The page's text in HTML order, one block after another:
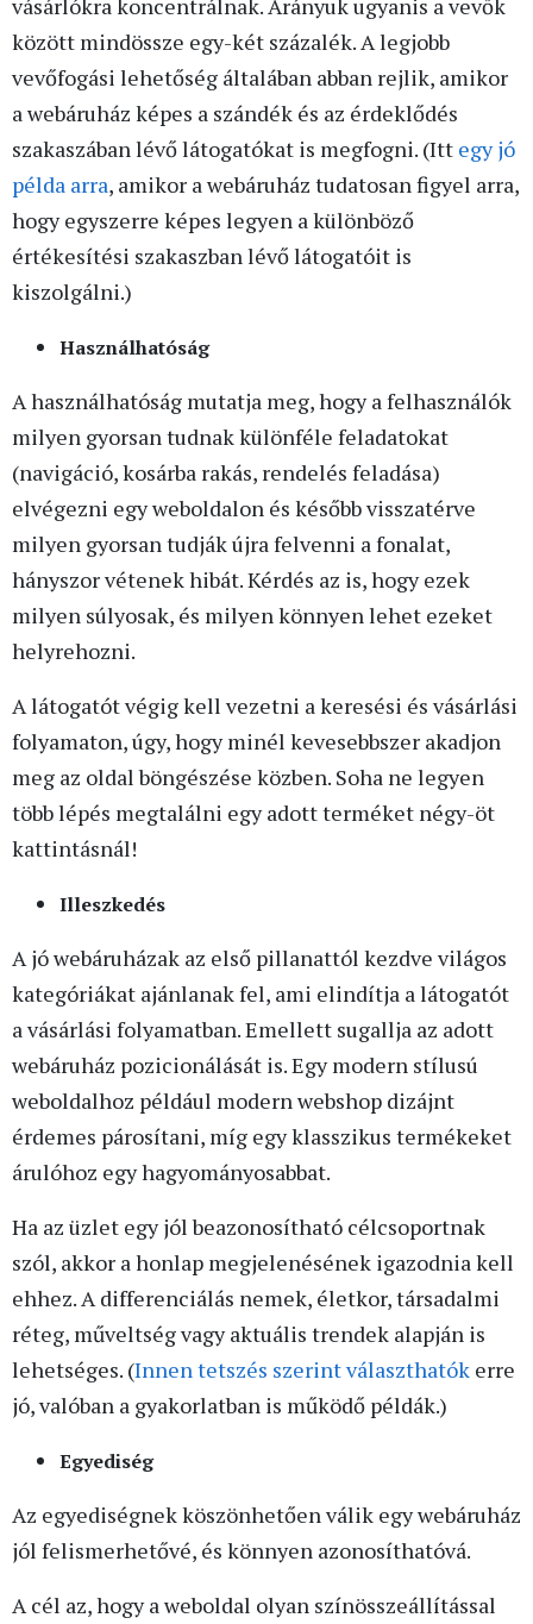
között mindössze egy-két százalék. A legjobb
vevőfogási lehetőség általában abban rejlik, amikor
a webáruház képes a szándék és az érdeklődés
szakaszában lévő látogatókat is megfogni. (Itt egy jó
példa arra, amikor a webáruház tudatosan figyel arra,
hogy egyszerre képes legyen a különböző
értékesítési szakaszban lévő látogatóit is
kiszolgálni.)
Használhatóság
A használhatóság mutatja meg, hogy a felhasználók
milyen gyorsan tudnak különféle feladatokat
(navigáció, kosárba rakás, rendelés feladása)
elvégezni egy weboldalon és később visszatérve
milyen gyorsan tudják újra felvenni a fonalat,
hányszor vétenek hibát. Kérdés az is, hogy ezek
milyen súlyosak, és milyen könnyen lehet ezeket
helyrehozni.
A látogatót végig kell vezetni a keresési és vásárlási
folyamaton, úgy, hogy minél kevesebbszer akadjon
meg az oldal böngészése közben. Soha ne legyen
több lépés megtalálni egy adott terméket négy-öt
kattintásnál!
Illeszkedés
A jó webáruházak az első pillanattól kezdve világos
kategóriákat ajánlanak fel, ami elindítja a látogatót
a vásárlási folyamatban. Emellett sugallja az adott
webáruház pozicionálását is. Egy modern stílusú
weboldalhoz például modern webshop dizájnt
érdemes párosítani, míg egy klasszikus termékeket
árulóhoz egy hagyományosabbat.
Ha az üzlet egy jól beazonosítható célcsoportnak
szól, akkor a honlap megjelenésének igazodnia kell
ehhez. A differenciálás nemek, életkor, társadalmi
réteg, műveltség vagy aktuális trendek alapján is
lehetséges. (Innen tetszés szerint választhatók erre
jó, valóban a gyakorlatban is működő példák.)
Egyediség
Az egyediségnek köszönhetően válik egy webáruház
jól felismerhetővé, és könnyen azonosíthatóvá.
A cél az, hogy a weboldal olyan színösszeállítással